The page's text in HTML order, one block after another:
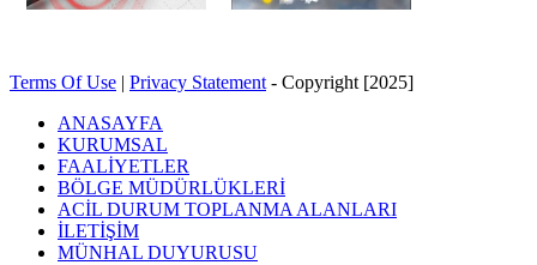
Terms Of Use | Privacy Statement - Copyright [2025]
ANASAYFA
KURUMSAL
FAALİYETLER
BÖLGE MÜDÜRLÜKLERİ
ACİL DURUM TOPLANMA ALANLARI
İLETİŞİM
MÜNHAL DUYURUSU